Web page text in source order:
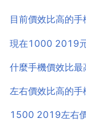
目前價效比高的
左右價效比高的
1500 2019左右